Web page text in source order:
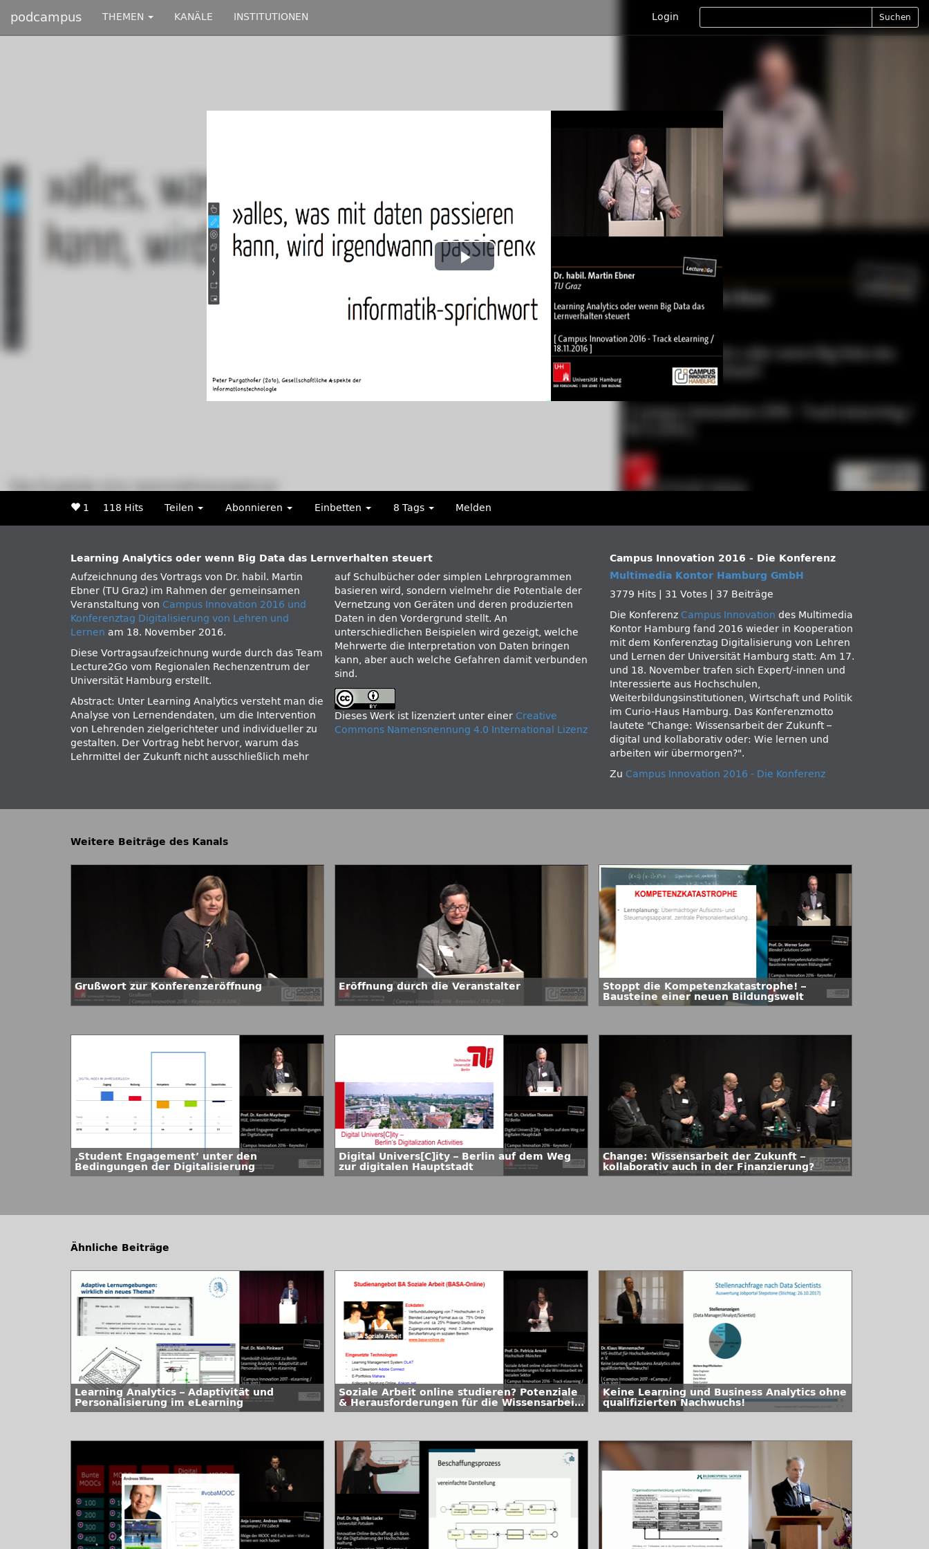
podcampus THEMEN KANÄLE INSTITUTIONEN Login Suchen
Play
Video
1 118 Hits Teilen Abonnieren Einbetten 8 Tags Melden
Learning Analytics oder wenn Big Data das Lernverhalten steuert
Aufzeichnung des Vortrags von Dr. habil. Martin
Ebner (TU Graz) im Rahmen der gemeinsamen
Veranstaltung von Campus Innovation 2016 und
Konferenztag Digitalisierung von Lehren und
Lernen am 18. November 2016.
Diese Vortragsaufzeichnung wurde durch das Team
Lecture2Go vom Regionalen Rechenzentrum der
Universität Hamburg erstellt.
Abstract: Unter Learning Analytics versteht man die
Analyse von Lernendendaten, um die Intervention
von Lehrenden zielgerichteter und individueller zu
gestalten. Der Vortrag hebt hervor, warum das
Lehrmittel der Zukunft nicht ausschließlich mehr
auf Schulbücher oder simplen Lehrprogrammen
basieren wird, sondern vielmehr die Potentiale der
Vernetzung von Geräten und deren produzierten
Daten in den Vordergrund stellt. An
unterschiedlichen Beispielen wird gezeigt, welche
Mehrwerte die Interpretation von Daten bringen
kann, aber auch welche Gefahren damit verbunden
sind.
Dieses Werk ist lizenziert unter einer Creative
Commons Namensnennung 4.0 International Lizenz
Campus Innovation 2016 - Die Konferenz
Multimedia Kontor Hamburg GmbH
3779 Hits
31 Votes
37 Beiträge
Die Konferenz Campus Innovation des Multimedia
Kontor Hamburg fand 2016 wieder in Kooperation
mit dem Konferenztag Digitalisierung von Lehren
und Lernen der Universität Hamburg statt: Am 17.
und 18. November trafen sich Expert/-innen und
Interessierte aus Hochschulen,
Weiterbildungsinstitutionen, Wirtschaft und Politik
im Curio-Haus Hamburg. Das Konferenzmotto
lautete
Change: Wissensarbeit der Zukunft –
digital und kollaborativ oder: Wie lernen und
arbeiten wir übermorgen? .
Zu Campus Innovation 2016 - Die Konferenz
Weitere Beiträge des Kanals
Grußwort zur Konferenzeröffnung Eröffnung durch die Veranstalter
Stoppt die Kompetenzkatastrophe! –
Bausteine einer neuen Bildungswelt
‚Student Engagement’ unter den
Bedingungen der Digitalisierung
Digital Univers[C]ity – Berlin auf dem Weg
zur digitalen Hauptstadt
Change: Wissensarbeit der Zukunft –
kollaborativ auch in der Finanzierung?
Ähnliche Beiträge
Learning Analytics – Adaptivität und
Personalisierung im eLearning
Soziale Arbeit online studieren? Potenziale
& Herausforderungen für die Wissensarbeit
im sozialen Sektor
Keine Learning und Business Analytics ohne
qualifizierten Nachwuchs!